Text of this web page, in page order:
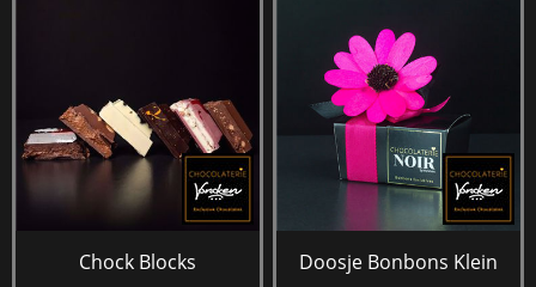
Chock Blocks Doosje Bonbons Klein